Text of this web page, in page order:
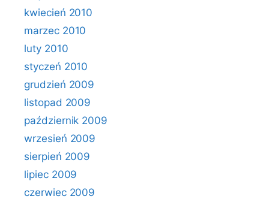
kwiecień 2010
marzec 2010
luty 2010
styczeń 2010
grudzień 2009
listopad 2009
październik 2009
wrzesień 2009
sierpień 2009
lipiec 2009
czerwiec 2009